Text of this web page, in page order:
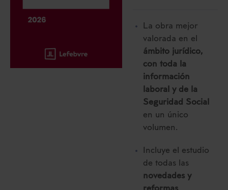
La obra mejor
valorada en el
ámbito jurídico,
con toda la
información
laboral y de la
Seguridad Social
en un único
volumen.
Incluye el estudio
de todas las
novedades y